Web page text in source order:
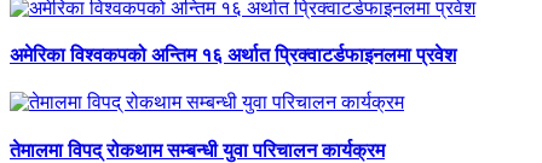
अमेरिका विश्वकपको अन्तिम १६ अर्थात प्रिक्वाटर्डफाइनलमा प्रवेश
तेमालमा विपद् रोकथाम सम्बन्धी युवा परिचालन कार्यक्रम